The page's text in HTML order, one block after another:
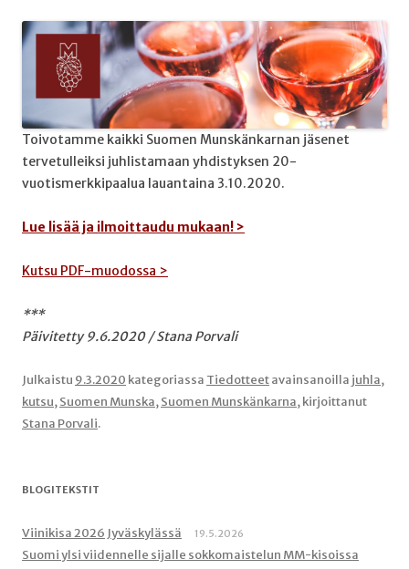
Toivotamme kaikki Suomen Munskänkarnan jäsenet
tervetulleiksi juhlistamaan yhdistyksen 20-
vuotismerkkipaalua lauantaina 3.10.2020.
Lue lisää ja ilmoittaudu mukaan! >
Kutsu PDF-muodossa >
***
Päivitetty 9.6.2020 / Stana Porvali
Julkaistu 9.3.2020 kategoriassa Tiedotteetavainsanoilla juhla,
kutsu,Suomen Munska,Suomen Munskänkarna, kirjoittanut
Stana Porvali.
BLOGITEKSTIT
Viinikisa 2026 Jyväskylässä 19.5.2026
Suomi ylsi viidennelle sijalle sokkomaistelun MM-kisoissa